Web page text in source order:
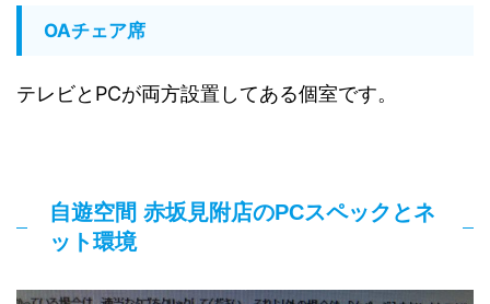
OAチェア席
テレビとPCが両方設置してある個室です。
自遊空間 赤坂見附店のPCスペックとネ
ット環境